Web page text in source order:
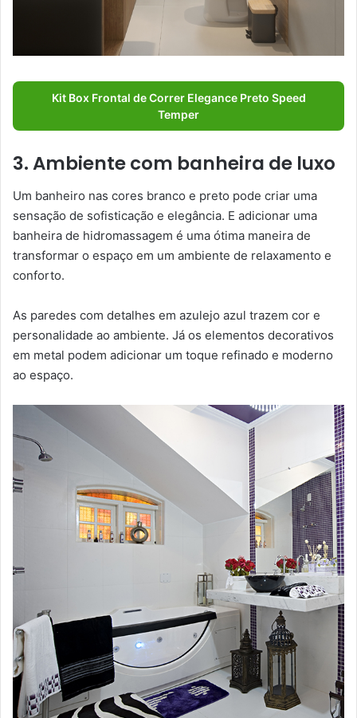
Kit Box Frontal de Correr Elegance Preto Speed
Temper
3. Ambiente com banheira de luxo
Um banheiro nas cores branco e preto pode criar uma
sensação de sofisticação e elegância. E adicionar uma
banheira de hidromassagem é uma ótima maneira de
transformar o espaço em um ambiente de relaxamento e
conforto.
As paredes com detalhes em azulejo azul trazem cor e
personalidade ao ambiente. Já os elementos decorativos
em metal podem adicionar um toque refinado e moderno
ao espaço.